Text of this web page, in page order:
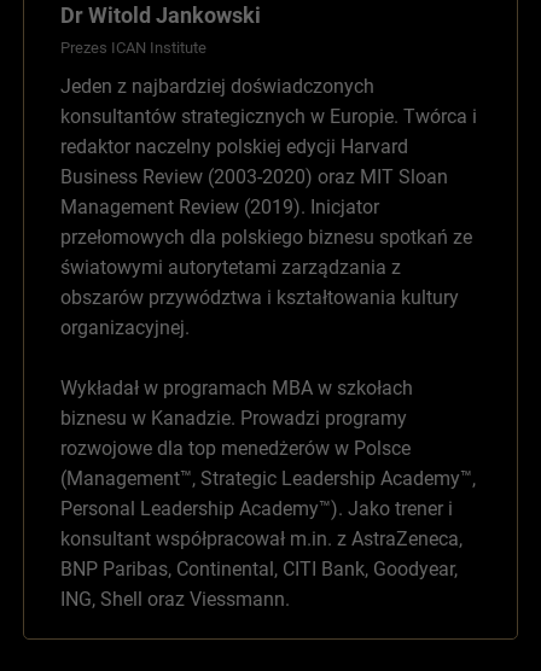
Dr Witold Jankowski
Prezes ICAN Institute
Jeden z najbardziej doświadczonych
konsultantów strategicznych w Europie. Twórca i
redaktor naczelny polskiej edycji Harvard
Business Review (2003-2020) oraz MIT Sloan
Management Review (2019). Inicjator
przełomowych dla polskiego biznesu spotkań ze
światowymi autorytetami zarządzania z
obszarów przywództwa i kształtowania kultury
organizacyjnej.
Wykładał w programach MBA w szkołach
biznesu w Kanadzie. Prowadzi programy
rozwojowe dla top menedżerów w Polsce
(Management™, Strategic Leadership Academy™,
Personal Leadership Academy™). Jako trener i
konsultant współpracował m.in. z AstraZeneca,
BNP Paribas, Continental, CITI Bank, Goodyear,
ING, Shell oraz Viessmann.